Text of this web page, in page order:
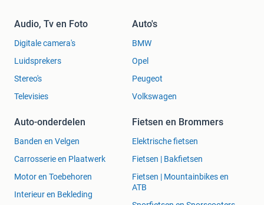
Audio, Tv en Foto
Digitale camera's
Luidsprekers
Stereo's
Televisies
Auto's
BMW
Opel
Peugeot
Volkswagen
Auto-onderdelen
Banden en Velgen
Carrosserie en Plaatwerk
Motor en Toebehoren
Interieur en Bekleding
Fietsen en Brommers
Elektrische fietsen
Fietsen | Bakfietsen
Fietsen | Mountainbikes en
ATB